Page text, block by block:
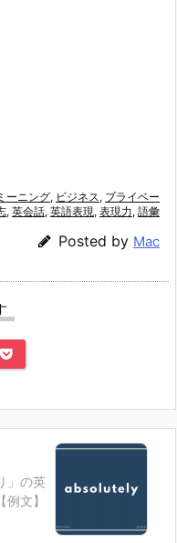
ーニング, ビジネス , プライベー
, 英会話, 英語表現, 表現力, 語彙
Posted by Mac
」の英
文】